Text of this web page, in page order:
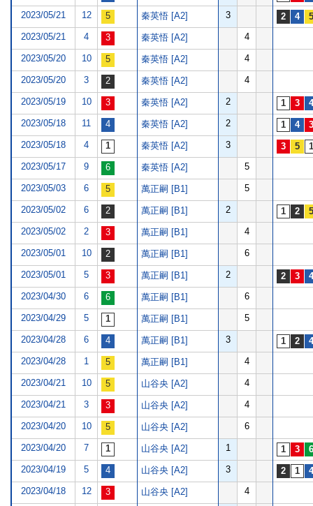
2023/05/21 12 秦英悟 [A2] 3
2023/05/21 4 秦英悟 [A2] 4
2023/05/20 10 秦英悟 [A2] 4
2023/05/20 3 秦英悟 [A2] 4
2023/05/19 10 秦英悟 [A2] 2
2023/05/18 11 秦英悟 [A2] 2
2023/05/18 4 秦英悟 [A2] 3
2023/05/17 9 秦英悟 [A2] 5
2023/05/03 6 萬正嗣 [B1] 5
2023/05/02 6 萬正嗣 [B1] 2
2023/05/02 2 萬正嗣 [B1] 4
2023/05/01 10 萬正嗣 [B1] 6
2023/05/01 5 萬正嗣 [B1] 2
2023/04/30 6 萬正嗣 [B1] 6
2023/04/29 5 萬正嗣 [B1] 5
2023/04/28 6 萬正嗣 [B1] 3
2023/04/28 1 萬正嗣 [B1] 4
2023/04/21 10 山谷央 [A2] 4
2023/04/21 3 山谷央 [A2] 4
2023/04/20 10 山谷央 [A2] 6
2023/04/20 7 山谷央 [A2] 1
2023/04/19 5 山谷央 [A2] 3
2023/04/18 12 山谷央 [A2] 4